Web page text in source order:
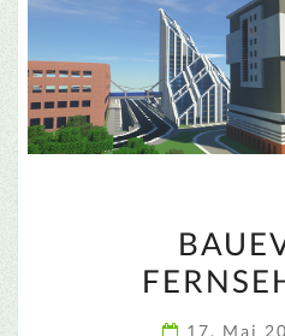
17. Mai